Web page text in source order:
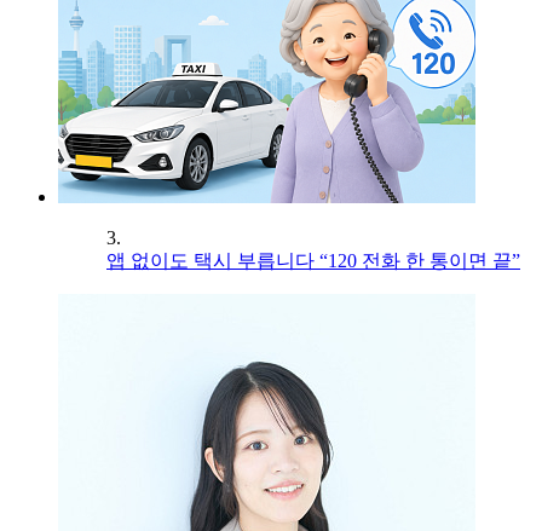
3.
앱 없이도 택시 부릅니다 “120 전화 한 통이면 끝”